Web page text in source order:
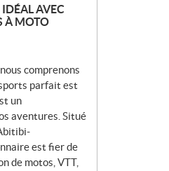
AVEC
À MOTO
comprenons
parfait est
un
aventures. Situé
est fier de
de motos, VTT,